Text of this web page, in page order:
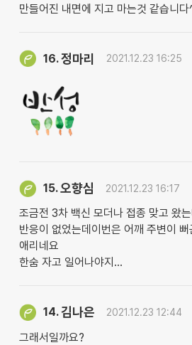
만들어진 내면에 지고 마는것 같습니다
16.정마리 2021.12.23 16:25
15.오향심 2021.12.23 16:17
조금전 3차 백신 모더나 접종 맞고 왔
반응이 없었는데이번은 어깨 주변이
애리네요
한숨 자고 일어나야지...
14.김나은 2021.12.23 12:44
그래서일까요?